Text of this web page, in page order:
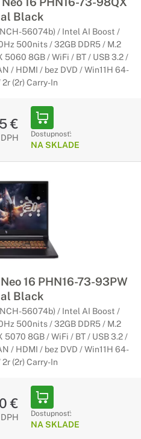
Black
56074b) / Intel AI Boost /
500nits / 32GB DDR5 / M.2
5060 8GB / WiFi / BT / USB 3.2 /
/ HDMI / bez DVD / Win11H 64-
(2r) Carry-In
€
Dostupnosť:
NA SKLADE
16 PHN16-73-93PW
Black
56074b) / Intel AI Boost /
500nits / 32GB DDR5 / M.2
5070 8GB / WiFi / BT / USB 3.2 /
/ HDMI / bez DVD / Win11H 64-
(2r) Carry-In
€
Dostupnosť:
NA SKLADE